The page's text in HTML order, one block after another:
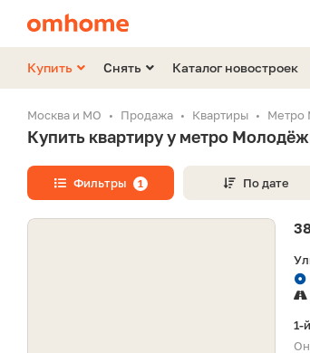
Купить Снять Каталог новостроек
Москва и МО Продажа Квартиры Метро
Купить квартиру у метро
Фильтры 1 По дате
1-